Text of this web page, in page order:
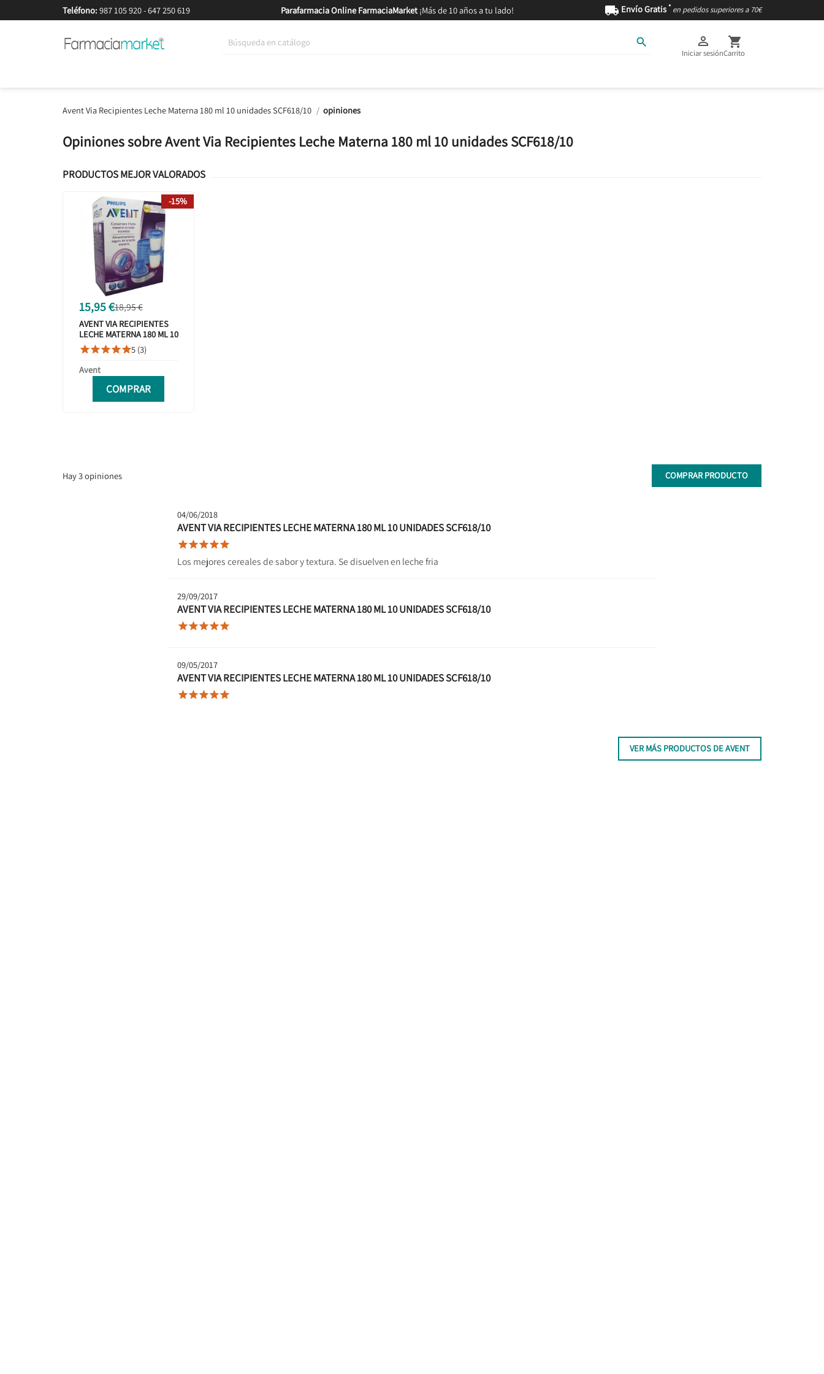
Teléfono: 987 105 920-647 250 619 Parafarmacia Online FarmaciaMarket¡Más de 10 años a tu lado!  Envío Gratis * en pedidos superiores a 70€
 
Iniciar sesión

Carrito
Avent Via Recipientes Leche Materna 180 ml 10 unidades SCF618/10 opiniones
Opiniones sobre Avent Via Recipientes Leche Materna 180 ml 10 unidades SCF618/10
PRODUCTOS MEJOR VALORADOS
15,95 €18,95 €
AVENT VIA RECIPIENTES
LECHE MATERNA 180 ML 10
UNIDADES SCF618/10
5 (3)
Avent
COMPRAR
-15%
Hay 3 opiniones COMPRAR PRODUCTO
04/06/2018
AVENT VIA RECIPIENTES LECHE MATERNA 180 ML 10 UNIDADES SCF618/10

Los mejores cereales de sabor y textura. Se disuelven en leche fria
29/09/2017
AVENT VIA RECIPIENTES LECHE MATERNA 180 ML 10 UNIDADES SCF618/10

09/05/2017
AVENT VIA RECIPIENTES LECHE MATERNA 180 ML 10 UNIDADES SCF618/10

VER MÁS PRODUCTOS DE AVENT